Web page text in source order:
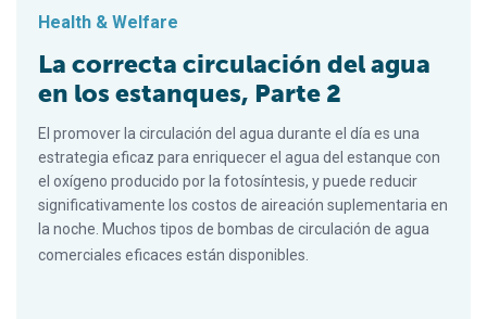
Health & Welfare
La correcta circulación del agua
en los estanques, Parte 2
El promover la circulación del agua durante el día es una
estrategia eficaz para enriquecer el agua del estanque con
el oxígeno producido por la fotosíntesis, y puede reducir
significativamente los costos de aireación suplementaria en
la noche. Muchos tipos de bombas de circulación de agua
comerciales eficaces están disponibles.